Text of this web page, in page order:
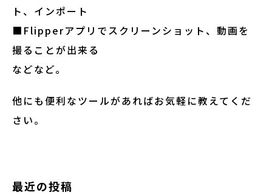
ト、インポート
■Flipperアプリでスクリーンショット、動画を
撮ることが出来る
などなど。
他にも便利なツールがあればお気軽に教えてくだ
さい。
最近の投稿